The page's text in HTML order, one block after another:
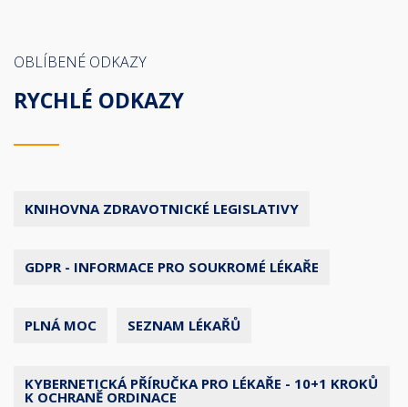
OBLÍBENÉ ODKAZY
RYCHLÉ ODKAZY
KNIHOVNA ZDRAVOTNICKÉ LEGISLATIVY
GDPR - INFORMACE PRO SOUKROMÉ LÉKAŘE
PLNÁ MOC SEZNAM LÉKAŘŮ
KYBERNETICKÁ PŘÍRUČKA PRO LÉKAŘE - 10+1 KROKŮ
K OCHRANĚ ORDINACE